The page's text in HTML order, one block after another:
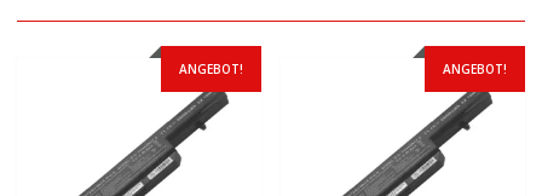
ANGEBOT! ANGEBOT!